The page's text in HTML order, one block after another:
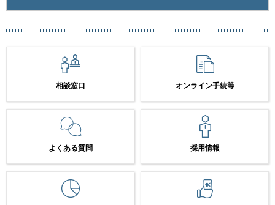
相談窓口 オンライン手続等
よくある質問 採用情報